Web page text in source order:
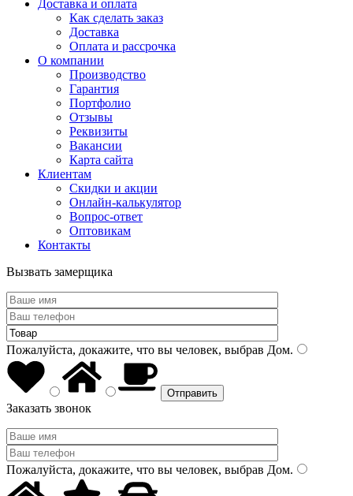
Доставка и оплата
Как сделать заказ
Доставка
Оплата и рассрочка
О компании
Производство
Гарантия
Портфолио
Отзывы
Реквизиты
Вакансии
Карта сайта
Клиентам
Скидки и акции
Онлайн-калькулятор
Вопрос-ответ
Оптовикам
Контакты
Вызвать замерщика
Пожалуйста, докажите, что вы человек, выбрав Дом.
Заказать звонок
Пожалуйста, докажите, что вы человек, выбрав Дом.